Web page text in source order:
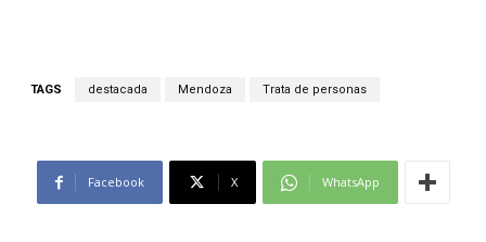
TAGS destacada Mendoza Trata de personas
Facebook X WhatsApp